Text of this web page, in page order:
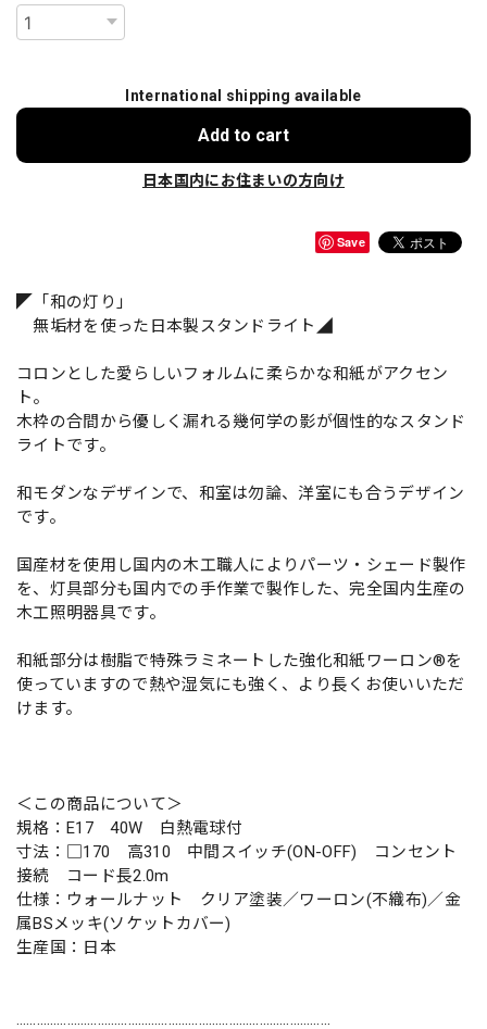
International shipping available
Add to cart
日本国内にお住まいの方向け
Save
◤「和の灯り」
無垢材を使った日本製スタンドライト◢
コロンとした愛らしいフォルムに柔らかな和紙がアクセン
ト。
木枠の合間から優しく漏れる幾何学の影が個性的なスタンド
ライトです。
和モダンなデザインで、和室は勿論、洋室にも合うデザイン
です。
国産材を使用し国内の木工職人によりパーツ・シェード製作
を、灯具部分も国内での手作業で製作した、完全国内生産の
木工照明器具です。
和紙部分は樹脂で特殊ラミネートした強化和紙ワーロン®を
使っていますので熱や湿気にも強く、より長くお使いいただ
けます。
＜この商品について＞
規格：E17 40W 白熱電球付
寸法：□170 高310 中間スイッチ(ON-OFF) コンセント
接続 コード長2.0m
仕様：ウォールナット クリア塗装／ワーロン(不織布)／金
属BSメッキ(ソケットカバー)
生産国：日本
…………………………………………………………………………………